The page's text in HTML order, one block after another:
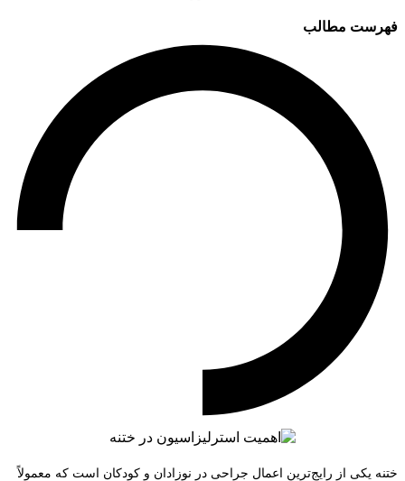
فهرست مطالب
ختنه یکی از رایج‌ترین اعمال جراحی در نوزادان و کودکان است که معمولاً